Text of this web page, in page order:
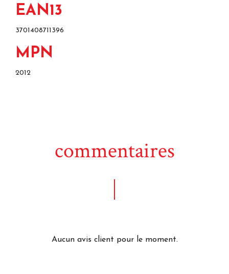
EAN13
3701408711396
MPN
2012
commentaires
Aucun avis client pour le moment.